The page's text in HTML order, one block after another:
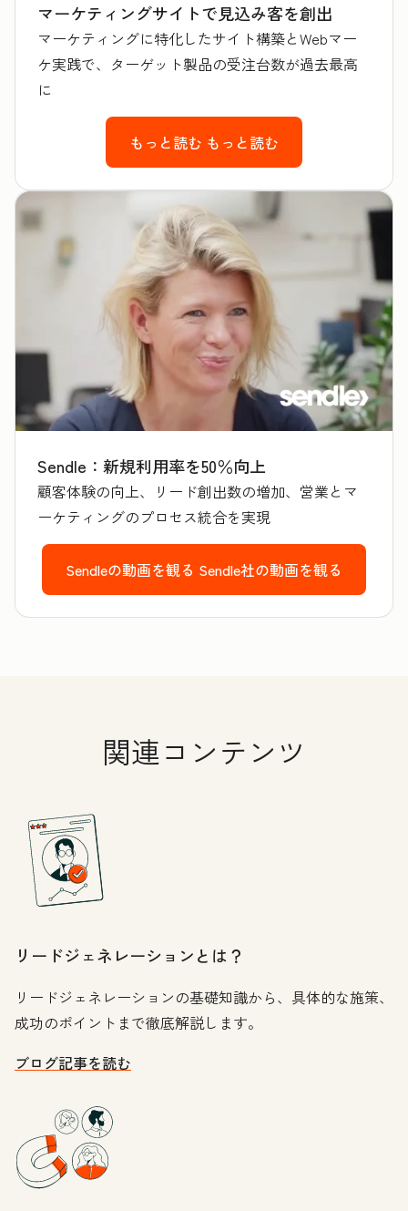
マーケティングサイトで見込み客を創出
マーケティングに特化したサイト構築とWebマー
ケ実践で、ターゲット製品の受注台数が過去最高
に
もっと読む もっと読む
Sendle：新規利用率を50％向上
顧客体験の向上、リード創出数の増加、営業とマ
ーケティングのプロセス統合を実現
Sendleの動画を観る Sendle社の動画を観る
関連コンテンツ
リードジェネレーションとは？
リードジェネレーションの基礎知識から、具体的な施策、
成功のポイントまで徹底解説します。
ブログ記事を読む